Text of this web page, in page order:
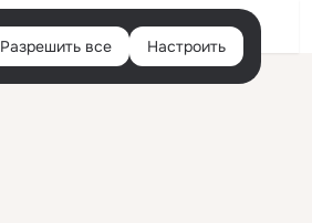
Войти
Разрешить все Настроить